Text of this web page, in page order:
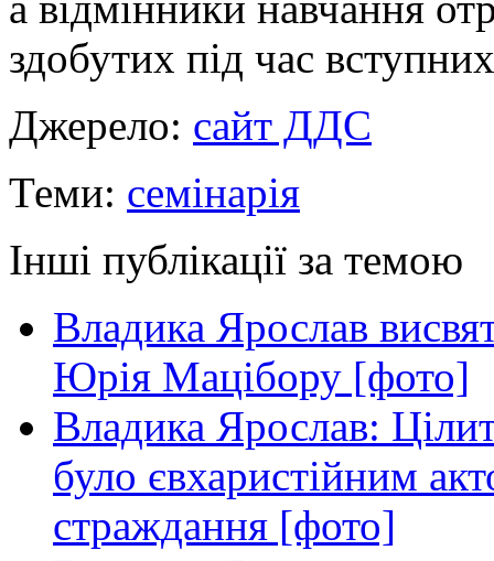
здобутих під час
Джерело: сайт ДДС
Теми: семінарія
Інші публікації за темою
Владика Ярослав
Юрія Мацібору [фото]
Владика Ярослав:
було євхаристійним
страждання [фото]